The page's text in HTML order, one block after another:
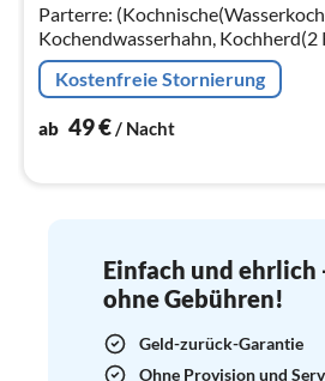
Parterre:
Kochendwasserhahn, Kochherd(2
elektrisch), Espressomaschine,
Kühl-/Gefrierkombination)
Kostenfreie Stornierung
ab 49€/ Nacht
Einfach und ehrlich
ohne Gebühren!
Geld-zurück-Garantie
Ohne Provision und